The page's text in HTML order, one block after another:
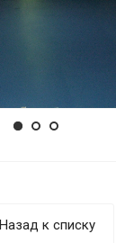
Назад к списку